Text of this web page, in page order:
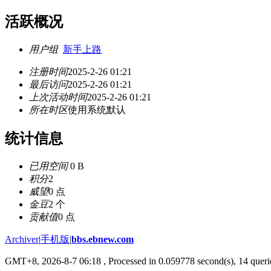
活跃概况
用户组 新手上路
注册时间2025-2-26 01:21
最后访问2025-2-26 01:21
上次活动时间2025-2-26 01:21
所在时区使用系统默认
统计信息
已用空间0 B
积分2
威望0 点
金豆2 个
贡献值0 点
Archiver|手机版|bbs.ebnew.com
GMT+8, 2026-8-7 06:18 , Processed in 0.059778 second(s), 14